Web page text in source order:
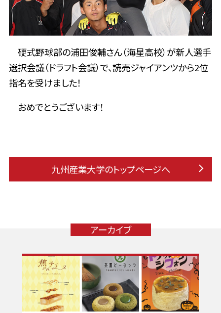
硬式野球部の浦田俊輔さん（海星高校）が新人選手
選択会議（ドラフト会議）で、読売ジャイアンツから2位
指名を受けました！
おめでとうございます！
九州産業大学のトップページへ
アーカイブ